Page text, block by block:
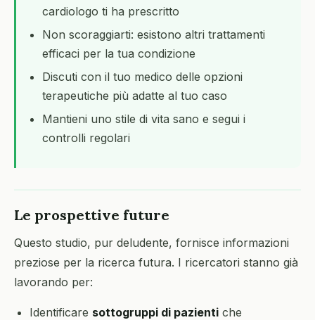
cardiologo ti ha prescritto
Non scoraggiarti: esistono altri trattamenti
efficaci per la tua condizione
Discuti con il tuo medico delle opzioni
terapeutiche più adatte al tuo caso
Mantieni uno stile di vita sano e segui i
controlli regolari
Le prospettive future
Questo studio, pur deludente, fornisce informazioni
preziose per la ricerca futura. I ricercatori stanno già
lavorando per:
Identificare sottogruppi di pazienti che